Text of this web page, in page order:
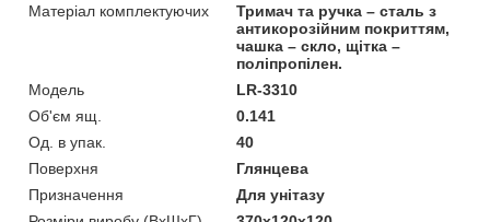
Матеріал комплектуючих
Тримач та ручка – сталь з
антикорозійним покриттям,
чашка – скло, щітка –
поліпропілен.
Мoдель
LR-3310
Об'єм ящ.
0.141
Од. в упак.
40
Поверхня
Глянцева
Призначення
Для унітазу